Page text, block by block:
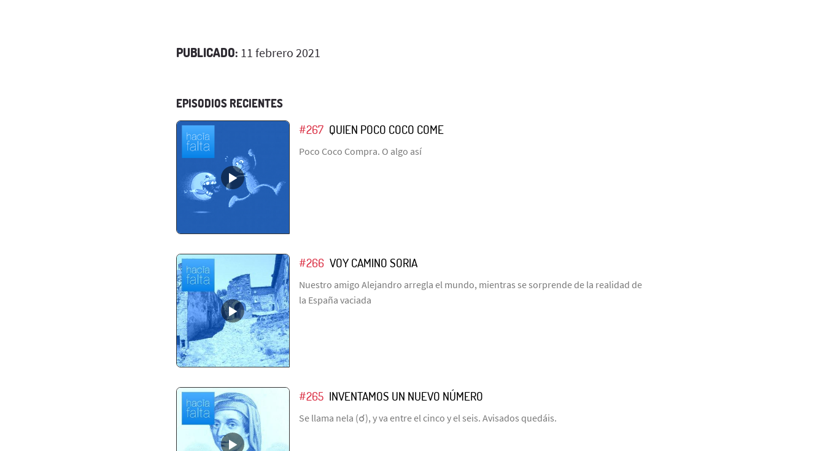
PUBLICADO: 11 febrero 2021
EPISODIOS RECIENTES
#267 QUIEN POCO COCO COME
Poco Coco Compra. O algo así
#266 VOY CAMINO SORIA
Nuestro amigo Alejandro arregla el mundo, mientras se sorprende de la realidad de
la España vaciada
#265 INVENTAMOS UN NUEVO NÚMERO
Se llama nela (☌), y va entre el cinco y el seis. Avisados quedáis.